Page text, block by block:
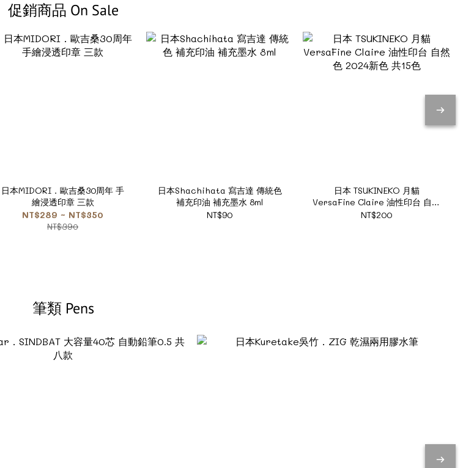
促銷商品 On Sale
日本MIDORI．歐吉桑30周年 手
繪浸透印章 三款
NT$289 ~ NT$350
NT$390
日本Shachihata 寫吉達 傳統色
補充印油 補充墨水 8ml
NT$90
日本 TSUKINEKO 月貓
VersaFine Claire 油性印台 自然
色 2024新色 共15色
NT$200
筆類 Pens